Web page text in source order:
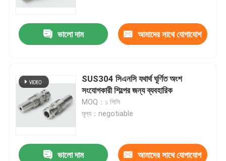
ভালো দাম আমাদের সাথে যোগাযোগ
SUS304 সিএনসি যথার্থ ঘূর্ণিত অংশ
সংযোগকারী শিল্পের জন্য ব্যবহারিক
MOQ：১ পিসি
মূল্য：negotiable
ভালো দাম আমাদের সাথে যোগাযোগ